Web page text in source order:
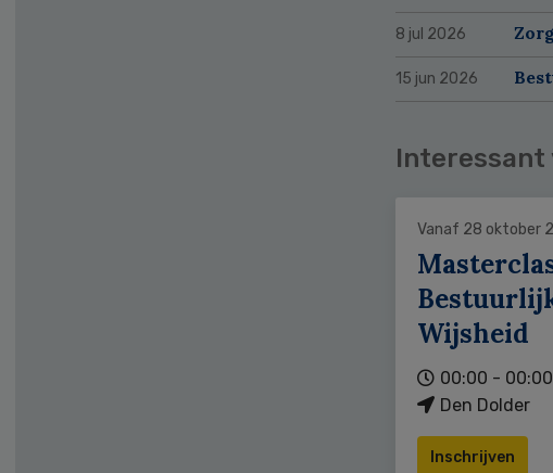
8 jul 2026
15 jun 2026
Interessant
Vanaf 28 oktober
Wijsheid
00:00 - 00:00
Den Dolder
Inschrijven